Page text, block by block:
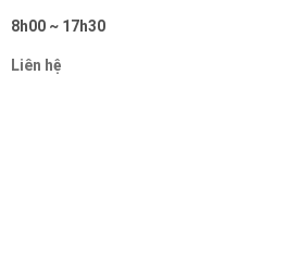
8h00 ~ 17h30
Liên hệ